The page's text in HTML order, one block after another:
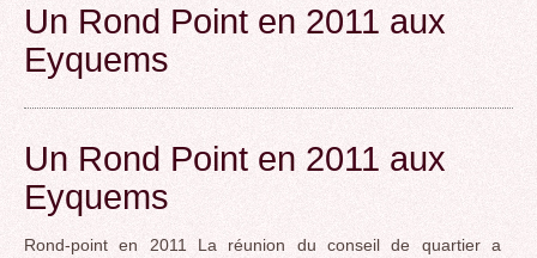
Un Rond Point en 2011 aux
Eyquems
Un Rond Point en 2011 aux
Eyquems
Rond-point en 2011 La réunion du conseil de quartier a